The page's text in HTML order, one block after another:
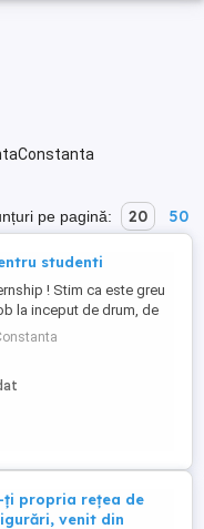
pe pagină: 20 50
studenti
! Stim ca este greu
la inceput de drum, de
pentru tine. Cautam
care sa raspunda cu
clientilor! Vrei sa faci
dinamica, in care sa te
ți propria rețea de
venit din